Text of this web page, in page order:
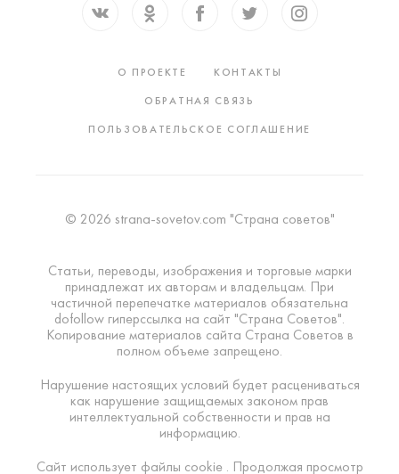
О ПРОЕКТЕ
КОНТАКТЫ
ОБРАТНАЯ СВЯЗЬ
ПОЛЬЗОВАТЕЛЬСКОЕ СОГЛАШЕНИЕ
© 2026 strana-sovetov.com "Страна советов"
Статьи, переводы, изображения и торговые марки
принадлежат их авторам и владельцам. При
частичной перепечатке материалов обязательна
dofollow гиперссылка на сайт "Страна Советов".
Копирование материалов сайта Страна Советов в
полном объеме запрещено.
Нарушение настоящих условий будет расцениваться
как нарушение защищаемых законом прав
интеллектуальной собственности и прав на
информацию.
Сайт использует файлы cookie . Продолжая просмотр